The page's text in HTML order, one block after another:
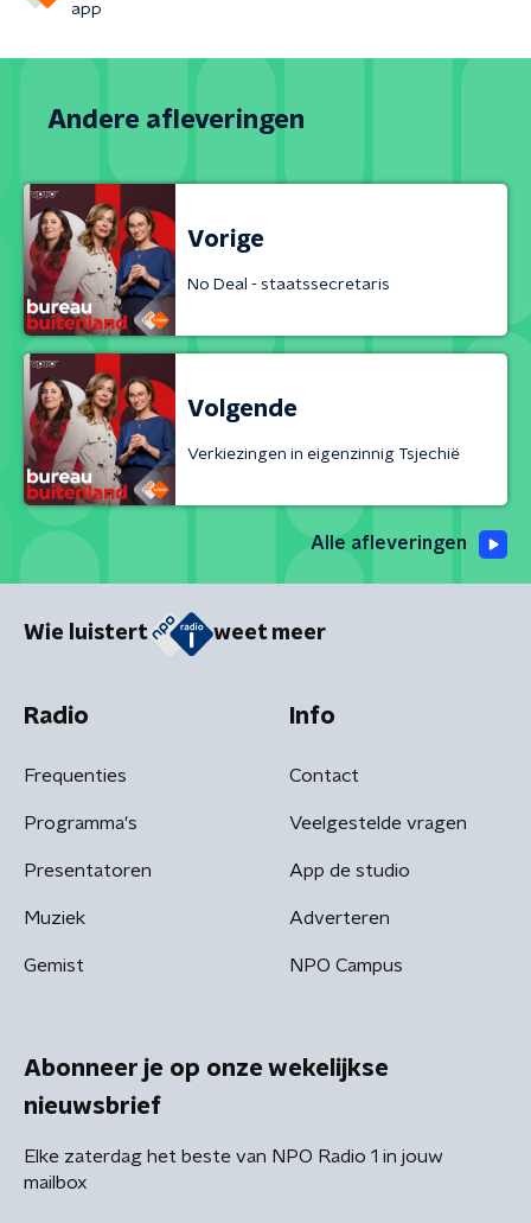
app
Andere afleveringen
Vorige
No Deal - staatssecretaris
Volgende
Verkiezingen in eigenzinnig Tsjechië
Alle afleveringen
Wie luistert weet meer
Radio
Frequenties
Programma's
Presentatoren
Muziek
Gemist
Info
Contact
Veelgestelde vragen
App de studio
Adverteren
NPO Campus
Abonneer je op onze wekelijkse
nieuwsbrief
Elke zaterdag het beste van NPO Radio 1 in jouw
mailbox